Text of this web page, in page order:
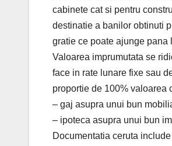
cabinete cat si pentru
destinatie a banilor obtinuti
gratie ce poate ajunge
Valoarea imprumutata se
face in rate lunare fixe sau
proportie de 100% valoarea
– gaj asupra unui bun
– ipoteca asupra unui bun
Documentatia ceruta